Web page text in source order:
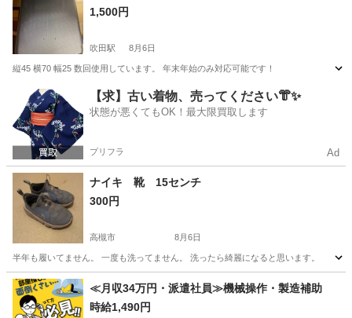
1,500円
吹田駅 8月6日
縦45 横70 幅25 数回使用しています。 年末年始のみ対応可能です！
大阪 吹田市 吹田駅 バッグ スーツケース
【求】古い着物、売ってください👘✨
状態が悪くてもOK！最大限買取します
プリフラ Ad
ナイキ 靴 15センチ
300円
高槻市 8月6日
半年も履いてません。 一度も洗ってません。 洗ったら綺麗になると思います。
大阪 高槻市 靴
≪月収34万円・派遣社員≫機械操作・製造補助
時給1,490円